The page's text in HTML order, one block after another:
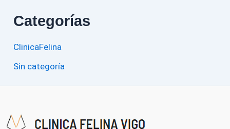
Categorías
ClinicaFelina
Sin categoría